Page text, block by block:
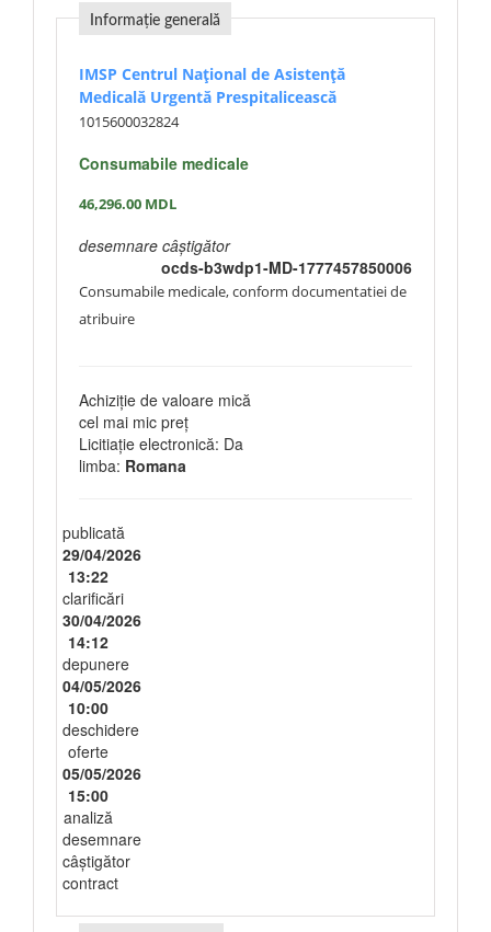
Informație generală
IMSP Centrul Național de Asistență
Medicală Urgentă Prespitalicească
1015600032824
Consumabile medicale
46,296.00 MDL
desemnare câștigător
ocds-b3wdp1-MD-1777457850006
Consumabile medicale, conform documentatiei de
atribuire
Achiziție de valoare mică
cel mai mic preț
Licitiație electronică: Da
limba: Romana
publicată
29/04/2026
13:22
clarificări
30/04/2026
14:12
depunere
04/05/2026
10:00
deschidere
oferte
05/05/2026
15:00
analiză
desemnare
câștigător
contract